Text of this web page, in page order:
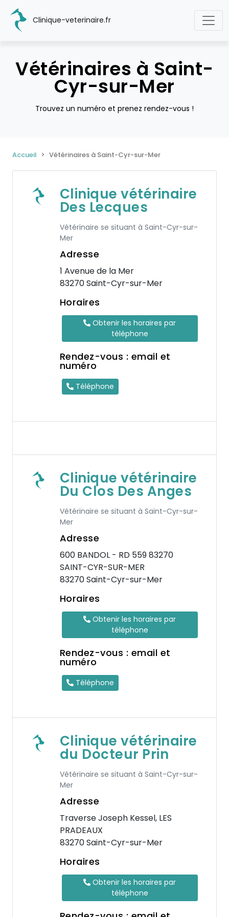
Clinique-veterinaire.fr
Vétérinaires à Saint-
Cyr-sur-Mer
Trouvez un numéro et prenez rendez-vous !
Accueil Vétérinaires à Saint-Cyr-sur-Mer
Clinique vétérinaire
Des Lecques
Vétérinaire se situant à Saint-Cyr-sur-
Mer
Adresse
1 Avenue de la Mer
83270 Saint-Cyr-sur-Mer
Horaires
Obtenir les horaires par
téléphone
Rendez-vous : email et
numéro
Téléphone
Clinique vétérinaire
Du Clos Des Anges
Vétérinaire se situant à Saint-Cyr-sur-
Mer
Adresse
600 BANDOL - RD 559 83270
SAINT-CYR-SUR-MER
83270 Saint-Cyr-sur-Mer
Horaires
Obtenir les horaires par
téléphone
Rendez-vous : email et
numéro
Téléphone
Clinique vétérinaire
du Docteur Prin
Vétérinaire se situant à Saint-Cyr-sur-
Mer
Adresse
Traverse Joseph Kessel, LES
PRADEAUX
83270 Saint-Cyr-sur-Mer
Horaires
Obtenir les horaires par
téléphone